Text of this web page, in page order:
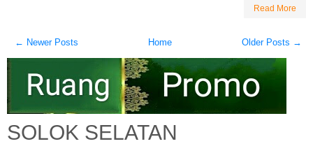
Read More
← Newer Posts Older Posts →
Home
SOLOK SELATAN